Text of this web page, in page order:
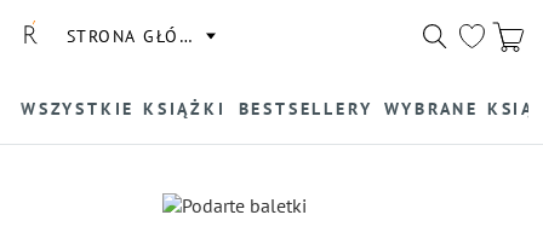
STRONA GŁÓWNA
WSZYSTKIE KSIĄŻKI BESTSELLERY WYBRANE